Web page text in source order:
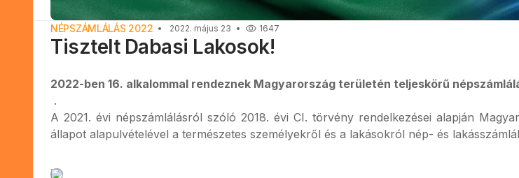
NÉPSZÁMLÁLÁS 2022 2022. május 23 1647
Tisztelt Dabasi Lakosok!
2022-ben 16. alkalommal rendeznek Magyarország területén teljeskörű
.
A 2021. évi népszámlálásról szóló 2018. évi CI. törvény rendelkezései alapján
állapot alapulvételével a természetes személyekről és a lakásokról nép- és